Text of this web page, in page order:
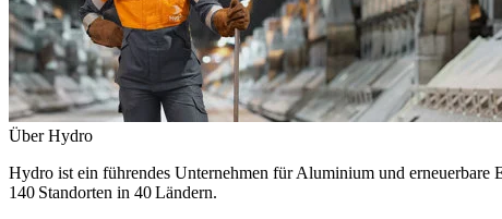
Über Hydro
Hydro ist ein führendes Unternehmen für Aluminium und erneuerbare
140 Standorten in 40 Ländern.